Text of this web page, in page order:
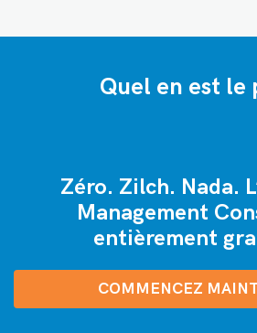
Quel en est le
Zéro. Zilch. Nada.
Management
entièrement
COMMENCEZ